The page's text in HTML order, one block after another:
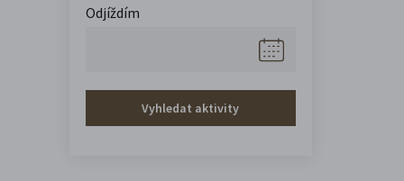
Odjíždím
Vyhledat aktivity